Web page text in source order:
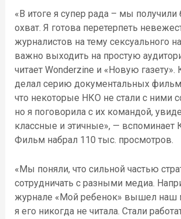
«В итоге я супер рада – мы
охват. Я готова перетерпеть
журналистов на тему сексуального
важно выходить на простую
читает Wonderzine и «Новую газету».
делал серию документальных
что некоторые НКО не стали с ними
но я поговорила с их командой,
классные и этичные», — вспоминает
Фильм набрал 110 тыс. просмотров.
«Мы поняли, что сильной частью
сотрудничать с разными медиа.
журнале «Мой ребенок» вышел наш
я его никогда не читала. Стали